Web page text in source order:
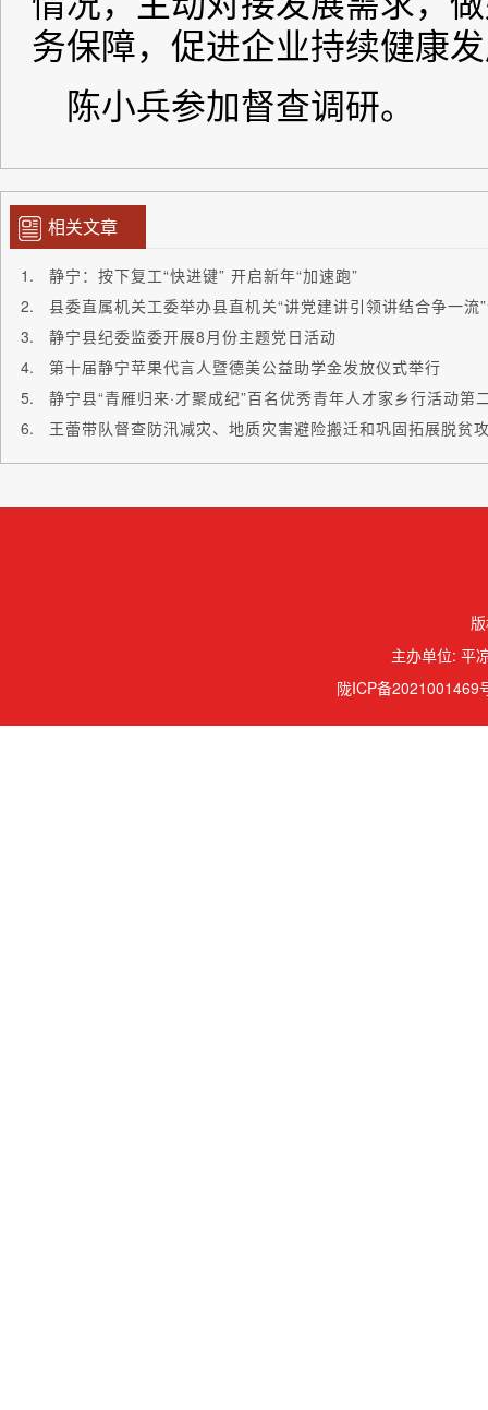
相关文章
静宁：按下复工“快进键” 开启新年“加速跑”
县委直属机关工委举办县直机关“讲党建讲引领讲结合争一流
静宁县纪委监委开展8月份主题党日活动
第十届静宁苹果代言人暨德美公益助学金发放仪式举行
静宁县“青雁归来·才聚成纪”百名优秀青年人才家乡行活动第
王蕾带队督查防汛减灾、地质灾害避险搬迁和巩固拓展脱贫
主办单位: 平
陇ICP备2021001469